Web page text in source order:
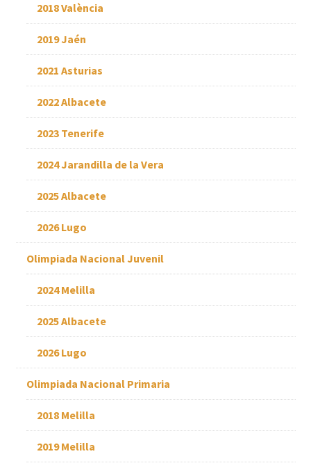
2018 València
2019 Jaén
2021 Asturias
2022 Albacete
2023 Tenerife
2024 Jarandilla de la Vera
2025 Albacete
2026 Lugo
Olimpiada Nacional Juvenil
2024 Melilla
2025 Albacete
2026 Lugo
Olimpiada Nacional Primaria
2018 Melilla
2019 Melilla